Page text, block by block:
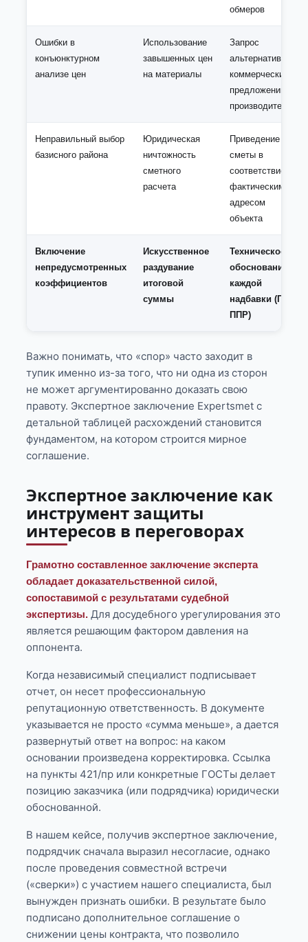
обмеров
Ошибки в
конъюнктурном
анализе цен
Использование
завышенных цен
на материалы
Запрос
альтернативных
коммерческих
предложений от
производителей
Неправильный выбор
базисного района
Юридическая
ничтожность
сметного
расчета
Приведение
сметы в
соответствие с
фактическим
адресом
объекта
Включение
непредусмотренных
коэффициентов
Искусственное
раздувание
итоговой
суммы
Техническое
обоснование
каждой
надбавки (ПОС,
ППР)
Важно понимать, что «спор» часто заходит в
тупик именно из-за того, что ни одна из сторон
не может аргументированно доказать свою
правоту. Экспертное заключение Expertsmet с
детальной таблицей расхождений становится
фундаментом, на котором строится мирное
соглашение.
Экспертное заключение как
инструмент защиты
интересов в переговорах
Грамотно составленное заключение эксперта
обладает доказательственной силой,
сопоставимой с результатами судебной
экспертизы. Для досудебного урегулирования это
является решающим фактором давления на
оппонента.
Когда независимый специалист подписывает
отчет, он несет профессиональную
репутационную ответственность. В документе
указывается не просто «сумма меньше», а дается
развернутый ответ на вопрос: на каком
основании произведена корректировка. Ссылка
на пункты 421/пр или конкретные ГОСТы делает
позицию заказчика (или подрядчика) юридически
обоснованной.
В нашем кейсе, получив экспертное заключение,
подрядчик сначала выразил несогласие, однако
после проведения совместной встречи
(«сверки») с участием нашего специалиста, был
вынужден признать ошибки. В результате было
подписано дополнительное соглашение о
снижении цены контракта, что позволило